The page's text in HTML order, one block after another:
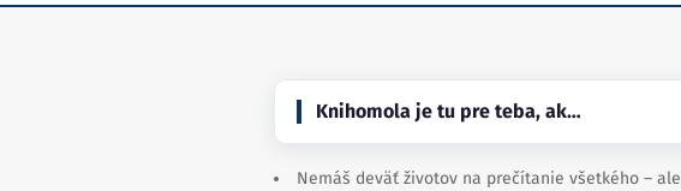
Knihomola je tu pre teba, ak…
Nemáš deväť životov na prečítanie všetkého – ale